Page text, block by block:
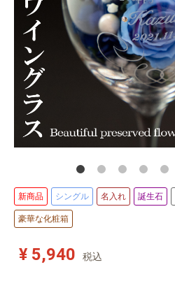
新商品 シングル 名入れ 誕生石
豪華な化粧箱
¥ 5,940 税込